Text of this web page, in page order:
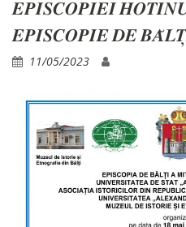
𝑬𝑷𝑰𝑺𝑪𝑶𝑷𝑰𝑬𝑰
𝑬𝑷𝑰𝑺𝑪𝑶𝑷𝑰𝑬 𝑫𝑬
11/05/2023